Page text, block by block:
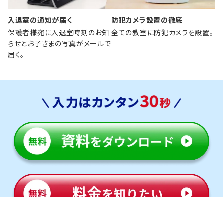
入退室の通知が届く
保護者様宛に入退室時刻のお知
らせとお子さまの写真がメールで
届く。
防犯カメラ設置の徹底
全ての教室に防犯カメラを設置。